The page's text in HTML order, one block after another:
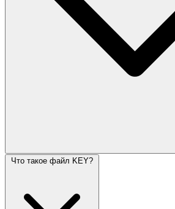
Что такое файл KEY?